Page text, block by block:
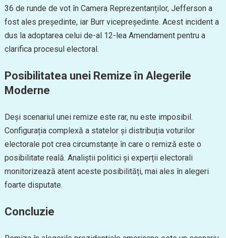
36 de runde de vot în Camera Reprezentanților, Jefferson a
fost ales președinte, iar Burr vicepreședinte. Acest incident a
dus la adoptarea celui de-al 12-lea Amendament pentru a
clarifica procesul electoral.
Posibilitatea unei Remize în Alegerile
Moderne
Deși scenariul unei remize este rar, nu este imposibil.
Configurația complexă a statelor și distribuția voturilor
electorale pot crea circumstanțe în care o remiză este o
posibilitate reală. Analiștii politici și experții electorali
monitorizează atent aceste posibilități, mai ales în alegeri
foarte disputate.
Concluzie